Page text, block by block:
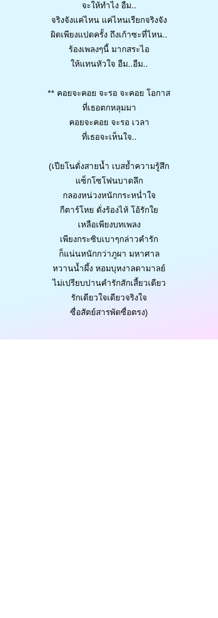
จะให้ทำไง อืม..
จริงจังแค่ไหน แค่ไหนเรียกจริงจัง
ผิดเพียงแปดครั้ง ถึงเก้าซะที่ไหน..
ร้องเพลงๆนี้ มากสระไอ
ให้แทนหัวใจ อืม..อืม..
** คอยจะคอย จะรอ จะคอย โอกาส
ที่เธอตกหลุมมา
คอยจะคอย จะรอ เวลา
ที่เธอจะเห็นใจ..
(เปียโนดั่งสายน้ำ เบสย้ำความรู้สึก
แซ็กโซโฟนบาดลึก
กลองหน่วงหนักกระหน่ำใจ
กีตาร์โหย ดั่งร้องไห้ โอ้รักใย
เหลือเพียงบทเพลง
เพียงกระซิบเบาๆกล่าวคำรัก
ก็แน่นหนักกว่าภูผา มหาศาล
หวานน้ำผึ้ง หอมบุหงาลดามาลย์
ไม่เปรียบปานคำรักสักเสี้ยวเดียว
รักเดียวใจเดียวจริงใจ
ซื่อสัตย์สารพัดซื่อตรง)